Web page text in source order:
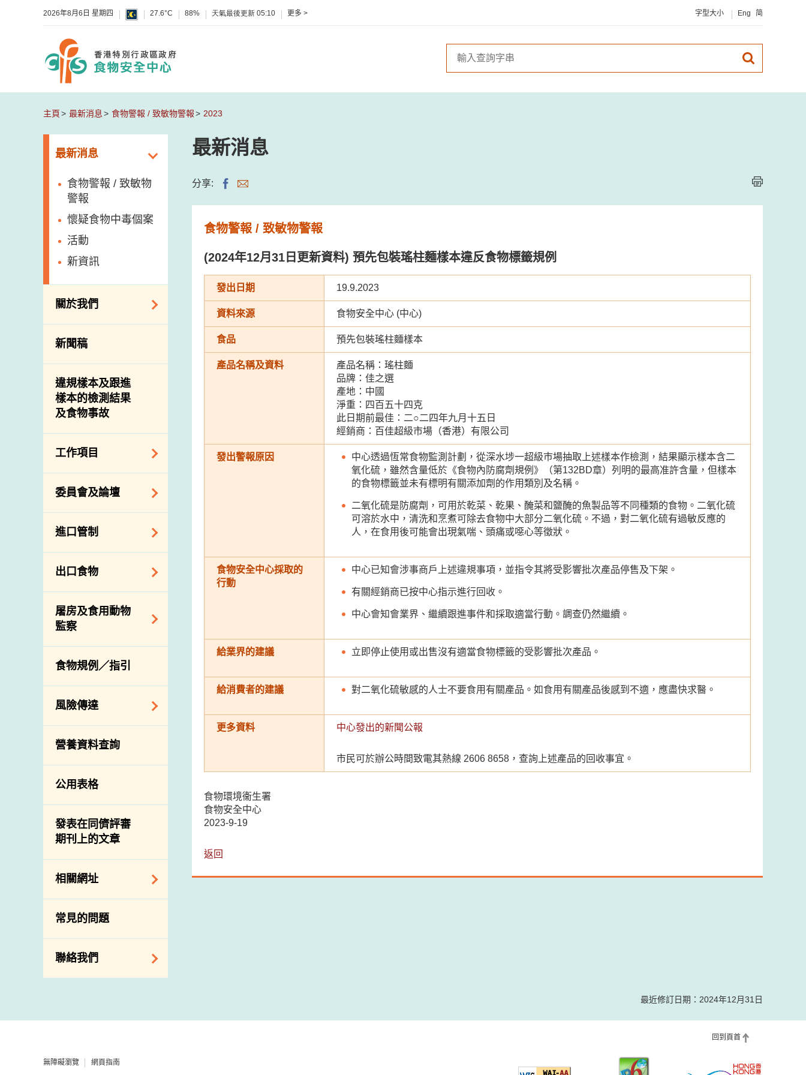
2026年8月6日 星期四 27.6°C 88% 天氣最後更新 05:10 更多 > 字型大小 Eng 简
主頁 最新消息 食物警報 / 致敏物警報 2023
最新消息
食物警報 / 致敏物
警報
懷疑食物中毒個案
活動
新資訊
關於我們
組織結構
介紹短片
新聞稿
違規樣本及跟進
樣本的檢測結果
及食物事故
工作項目
降低膳食中的鈉和
糖
食物安全重點控制
系統
基因改造食物
資料
食物安全之風險評
估
食物事故應變及管
理
食物消費量調查
總膳食研究
有機食物
高風險食物
抗菌素耐藥性
委員會及論壇
食物安全專家委員
會
消費者聯繫小組
進口管制
食物進口商和食物
分銷商登記制度
絡內地有關當局
進口食物管制
口檢驗
出口食物
出口驗證
出口食物往內地
出口商及業界的消
息
屠房及食用動物
監察
規管農業化學物及
獸醫藥物在食用動
物上的使用
屠房及疾病監測
宰前檢驗
宰後檢驗
結果
屠房及肉類檢驗
食物規例／指引
風險傳達
主題項目
項目及活動
資訊平台
下載
公開比賽
營養資料查詢
公用表格
發表在同儕評審
期刊上的文章
相關網址
相關政府部門／機
構
常見的問題
聯絡我們
地址及電話
郵件貼上足夠郵資
最新消息
分享:
食物警報 / 致敏物警報
(2024年12月31日更新資料) 預先包裝瑤柱麵樣本違反食物標籤規例
發出日期 19.9.2023
資料來源 食物安全中心 (中心)
食品 預先包裝瑤柱麵樣本
產品名稱及資料
產品名稱：瑤柱麵
品牌：佳之選
產地：中國
淨重：四百五十四克
此日期前最佳：二○二四年九月十五日
經銷商：百佳超級市場（香港）有限公司
發出警報原因
中心透過恆常食物監測計劃，從深水埗一超級巿場抽取上述樣本作檢測，結果顯示樣本含二
氧化硫，雖然含量低於《食物內防腐劑規例》（第132BD章）列明的最高准許含量，但樣本
的食物標籤並未有標明有關添加劑的作用類別及名稱。
二氧化硫是防腐劑，可用於乾菜、乾果、醃菜和鹽醃的魚製品等不同種類的食物。二氧化硫
可溶於水中，清洗和烹煮可除去食物中大部分二氧化硫。不過，對二氧化硫有過敏反應的
人，在食用後可能會出現氣喘、頭痛或噁心等徵狀。
食物安全中心採取的
行動
中心已知會涉事商戶上述違規事項，並指令其將受影響批次產品停售及下架。
有關經銷商已按中心指示進行回收。
中心會知會業界、繼續跟進事件和採取適當行動。調查仍然繼續。
給業界的建議 立即停止使用或出售沒有適當食物標籤的受影響批次產品。
給消費者的建議 對二氧化硫敏感的人士不要食用有關產品。如食用有關產品後感到不適，應盡快求醫。
更多資料 中心發出的新聞公報
市民可於辦公時間致電其熱線 2606 8658，查詢上述產品的回收事宜。
食物環境衞生署
食物安全中心
2023-9-19
返回
最近修訂日期：2024年12月31日
回到頁首
無障礙瀏覽 網頁指南